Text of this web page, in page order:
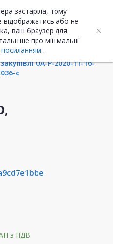
застаріла, тому
відображатись або не
ваш браузер для
про мінімальні
посиланням .
UA ENG
закупівлю
UA-P-2020-11-16-
c
з ПДВ